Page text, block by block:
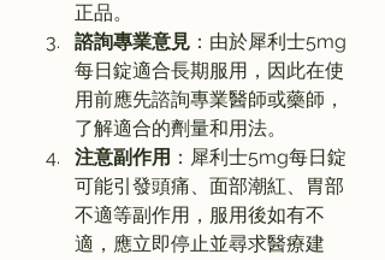
正品。
諮詢專業意見 ：由於犀利士5mg
每日錠適合長期服用，因此在使
用前應先諮詢專業醫師或藥師，
了解適合的劑量和用法。
注意副作用 ：犀利士5mg每日錠
可能引發頭痛、面部潮紅、胃部
不適等副作用，服用後如有不
適，應立即停止並尋求醫療建